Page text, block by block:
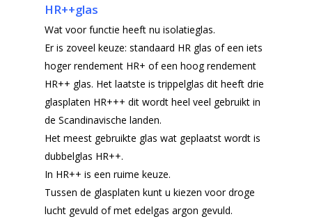
HR++glas
Wat voor functie heeft nu isolatieglas.
Er is zoveel keuze: standaard HR glas of een iets
hoger rendement HR+ of een hoog rendement
HR++ glas. Het laatste is trippelglas dit heeft drie
glasplaten HR+++ dit wordt heel veel gebruikt in
de Scandinavische landen.
Het meest gebruikte glas wat geplaatst wordt is
dubbelglas HR++.
In HR++ is een ruime keuze.
Tussen de glasplaten kunt u kiezen voor droge
lucht gevuld of met edelgas argon gevuld.